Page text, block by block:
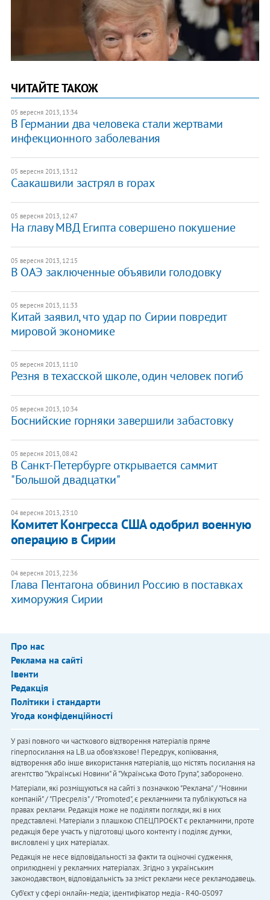
ЧИТАЙТЕ ТАКОЖ
05 вересня 2013, 13:34
В Германии два человека стали жертвами
инфекционного заболевания
05 вересня 2013, 13:12
Саакашвили застрял в горах
05 вересня 2013, 12:47
На главу МВД Египта совершено покушение
05 вересня 2013, 12:15
В ОАЭ заключенные объявили голодовку
05 вересня 2013, 11:33
Китай заявил, что удар по Сирии повредит
мировой экономике
05 вересня 2013, 11:10
Резня в техасской школе, один человек погиб
05 вересня 2013, 10:34
Боснийские горняки завершили забастовку
05 вересня 2013, 08:42
В Санкт-Петербурге открывается саммит
"Большой двадцатки"
04 вересня 2013, 23:10
Комитет Конгресса США одобрил военную
операцию в Сирии
04 вересня 2013, 22:36
Глава Пентагона обвинил Россию в поставках
химоружия Сирии
Про нас
Реклама на сайті
Івенти
Редакція
Політики і стандарти
Угода конфіденційності
У разі повного чи часткового відтворення матеріалів пряме
гіперпосилання на LB.ua обов'язкове! Передрук, копіювання,
відтворення або інше використання матеріалів, що містять посилання на
агентство "Українськi Новини" й "Українська Фото Група", заборонено.
Матеріали, які розміщуються на сайті з позначкою "Реклама" / "Новини
компаній" / "Пресреліз" / "Promoted", є рекламними та публікуються на
правах реклами. Редакція може не поділяти погляди, які в них
представлені. Матеріали з плашкою СПЕЦПРОЄКТ є рекламними, проте
редакція бере участь у підготовці цього контенту і поділяє думки,
висловлені у цих матеріалах.
Редакція не несе відповідальності за факти та оціночні судження,
оприлюднені у рекламних матеріалах. Згідно з українським
законодавством, відповідальність за зміст реклами несе рекламодавець.
Cуб'єкт у сфері онлайн-медіа; ідентифікатор медіа - R40-05097